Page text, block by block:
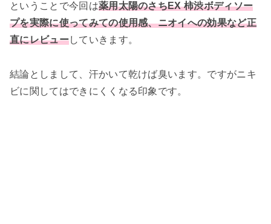
ということで今回は薬用太陽のさちEX 柿渋ボディソー
プを実際に使ってみての使用感、ニオイへの効果など正
直にレビューしていきます。
結論としまして、汗かいて乾けば臭います。ですがニキ
ビに関してはできにくくなる印象です。